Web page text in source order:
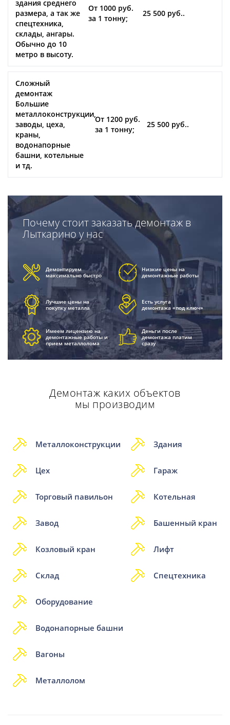
здания среднего
размера, а так же
спецтехника,
склады, ангары.
Обычно до 10
метро в высоту.
От 1000 руб.
за 1 тонну;
25 500 руб..
Сложный
демонтаж
Большие
металлоконструкции,
заводы, цеха,
краны,
водонапорные
башни, котельные
и тд.
От 1200 руб.
за 1 тонну;
25 500 руб..
Почему стоит заказать демонтаж в
Лыткарино у нас
Демонтируем
максимально быстро
Низкие цены на
демонтажные работы
Лучшие цены на
покупку металла
Есть услуга
демонтажа «под ключ»
Имеем лицензию на
демонтажные работы и
прием металлолома
Деньги после
демонтажа платим
сразу
Демонтаж каких объектов
мы производим
Металлоконструкции
Цех
Торговый павильон
Завод
Козловый кран
Склад
Здания
Гараж
Котельная
Башенный кран
Лифт
Спецтехника
Оборудование
Водонапорные башни
Вагоны
Металлолом